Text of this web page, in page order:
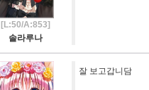
[L:50/A:853]
솔라루나
잘 보고갑니담